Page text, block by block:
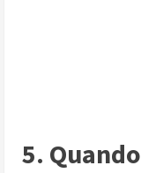
5.